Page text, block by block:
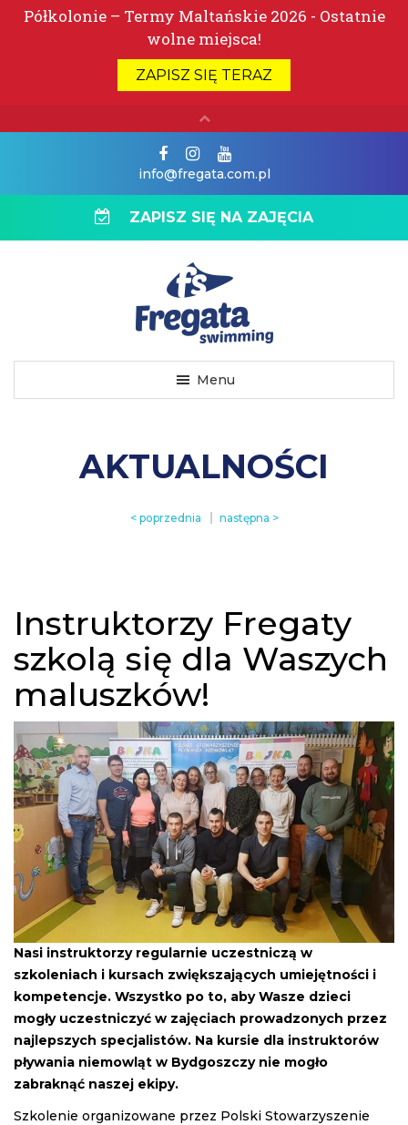
info@fregata.com.pl
ZAPISZ SIĘ NA ZAJĘCIA
Menu
AKTUALNOŚCI
< poprzednia następna >
Instruktorzy Fregaty
szkolą się dla Waszych
maluszków!
Nasi instruktorzy regularnie uczestniczą w
szkoleniach i kursach zwiększających umiejętności i
kompetencje. Wszystko po to, aby Wasze dzieci
mogły uczestniczyć w zajęciach prowadzonych przez
najlepszych specjalistów. Na kursie dla instruktorów
pływania niemowląt w Bydgoszczy nie mogło
zabraknąć naszej ekipy.
Szkolenie organizowane przez Polski Stowarzyszenie